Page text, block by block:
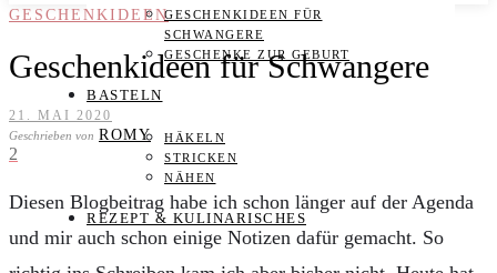
GESCHENKIDEEN FÜR
SCHWANGERE
GESCHENKE ZUR GEBURT
BASTELN
HÄKELN
STRICKEN
NÄHEN
REZEPT & KULINARISCHES
GESCHENKIDEEN
Geschenkideen für Schwangere
21. MAI 2020
Geschrieben von ROMY
2
Diesen Blogbeitrag habe ich schon länger auf der Agenda
und mir auch schon einige Notizen dafür gemacht. So